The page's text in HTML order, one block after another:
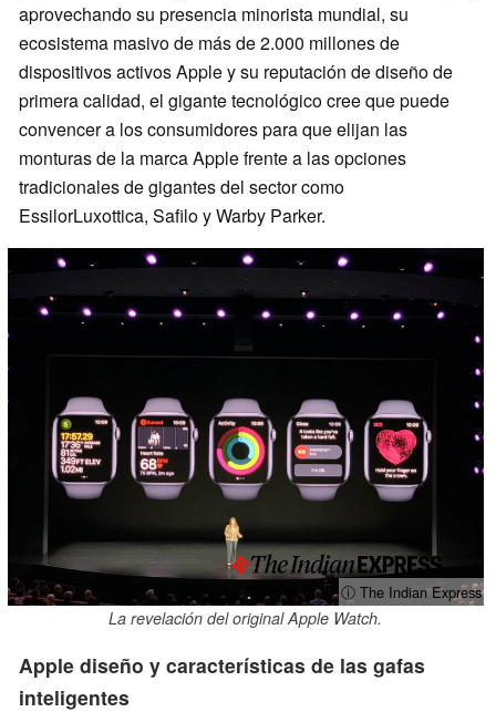
aprovechando su presencia minorista mundial, su
ecosistema masivo de más de 2.000 millones de
dispositivos activos Apple y su reputación de diseño de
primera calidad, el gigante tecnológico cree que puede
convencer a los consumidores para que elijan las
monturas de la marca Apple frente a las opciones
tradicionales de gigantes del sector como
EssilorLuxottica, Safilo y Warby Parker.
ⓘ The Indian Express
La revelación del original Apple Watch.
Apple diseño y características de las gafas
inteligentes